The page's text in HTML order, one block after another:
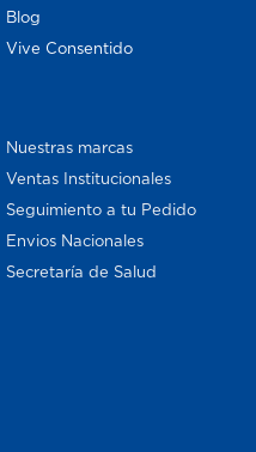
Blog
Vive Consentido
Nuestras marcas
Ventas Institucionales
Seguimiento a tu Pedido
Envios Nacionales
Secretaría de Salud